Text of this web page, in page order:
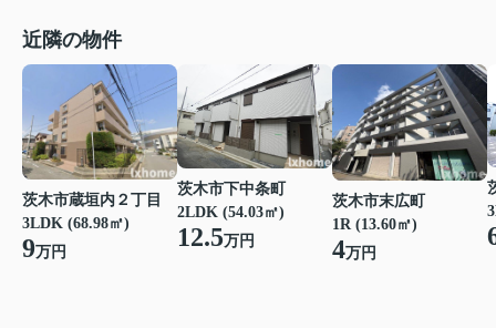
近隣の物件
茨木市蔵垣内２丁目
3LDK (68.98㎡)
9万円
茨木市下中条町
2LDK (54.03㎡)
12.5万円
茨木市末広町
1R (13.60㎡)
4万円